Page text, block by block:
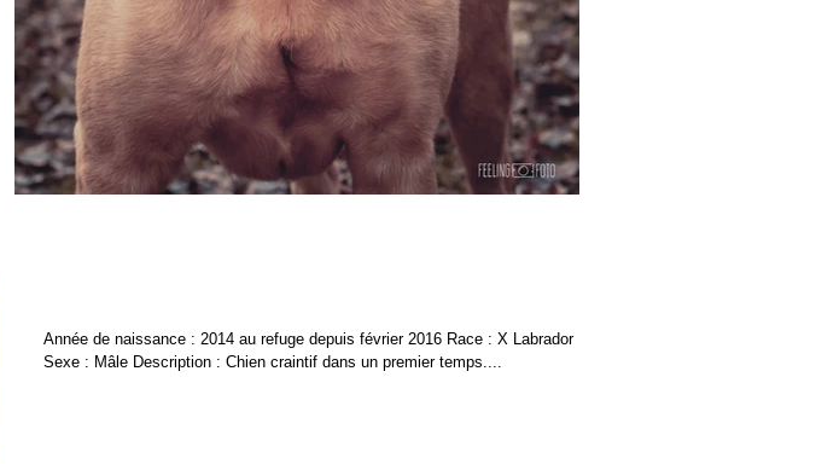
Année de naissance : 2014 au refuge depuis février 2016 Race : X Labrador
Sexe : Mâle Description : Chien craintif dans un premier temps....